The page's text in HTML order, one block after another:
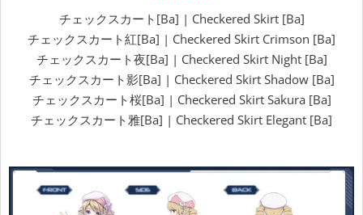
チェックスカート[Ba] | Checkered Skirt [Ba]
チェックスカート紅[Ba] | Checkered Skirt Crimson [Ba]
チェックスカート夜[Ba] | Checkered Skirt Night [Ba]
チェックスカート影[Ba] | Checkered Skirt Shadow [Ba]
チェックスカート桜[Ba] | Checkered Skirt Sakura [Ba]
チェックスカート雅[Ba] | Checkered Skirt Elegant [Ba]